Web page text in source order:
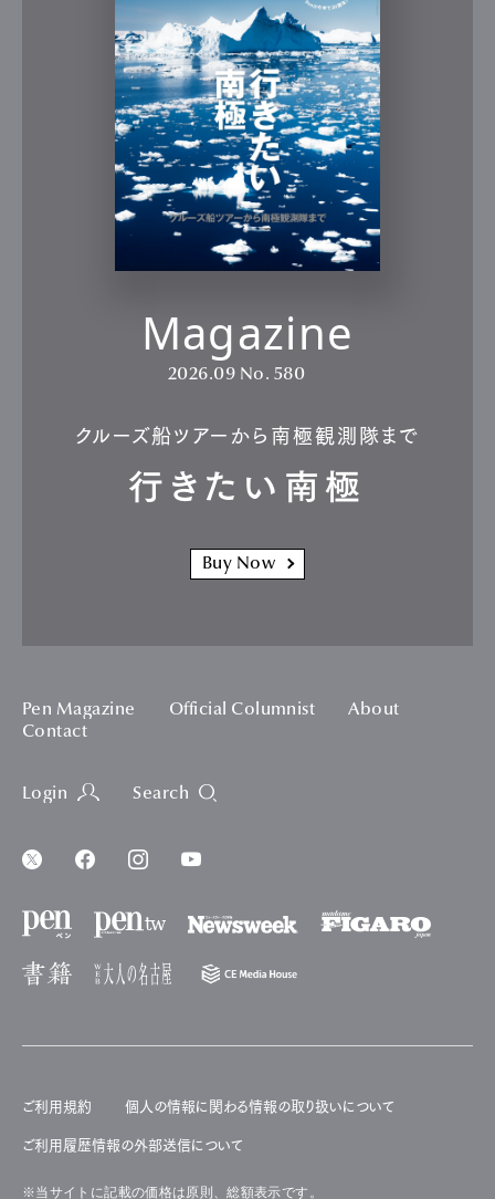
Magazine
2026.09 No. 580
クルーズ船ツアーから南極観測隊まで
行きたい南極
Buy Now
Pen Magazine Official Columnist
About
Contact
Login Search
ご利用規約 個人の情報に関わる情報の取り扱いについて
ご利用履歴情報の外部送信について
※当サイトに記載の価格は原則、総額表示です。